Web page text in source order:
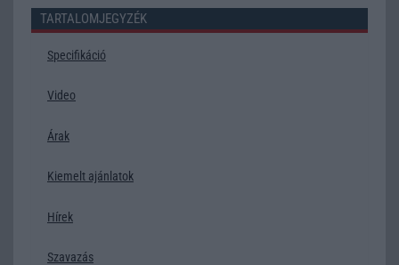
TARTALOMJEGYZÉK
Specifikáció
Video
Árak
Kiemelt ajánlatok
Hírek
Szavazás